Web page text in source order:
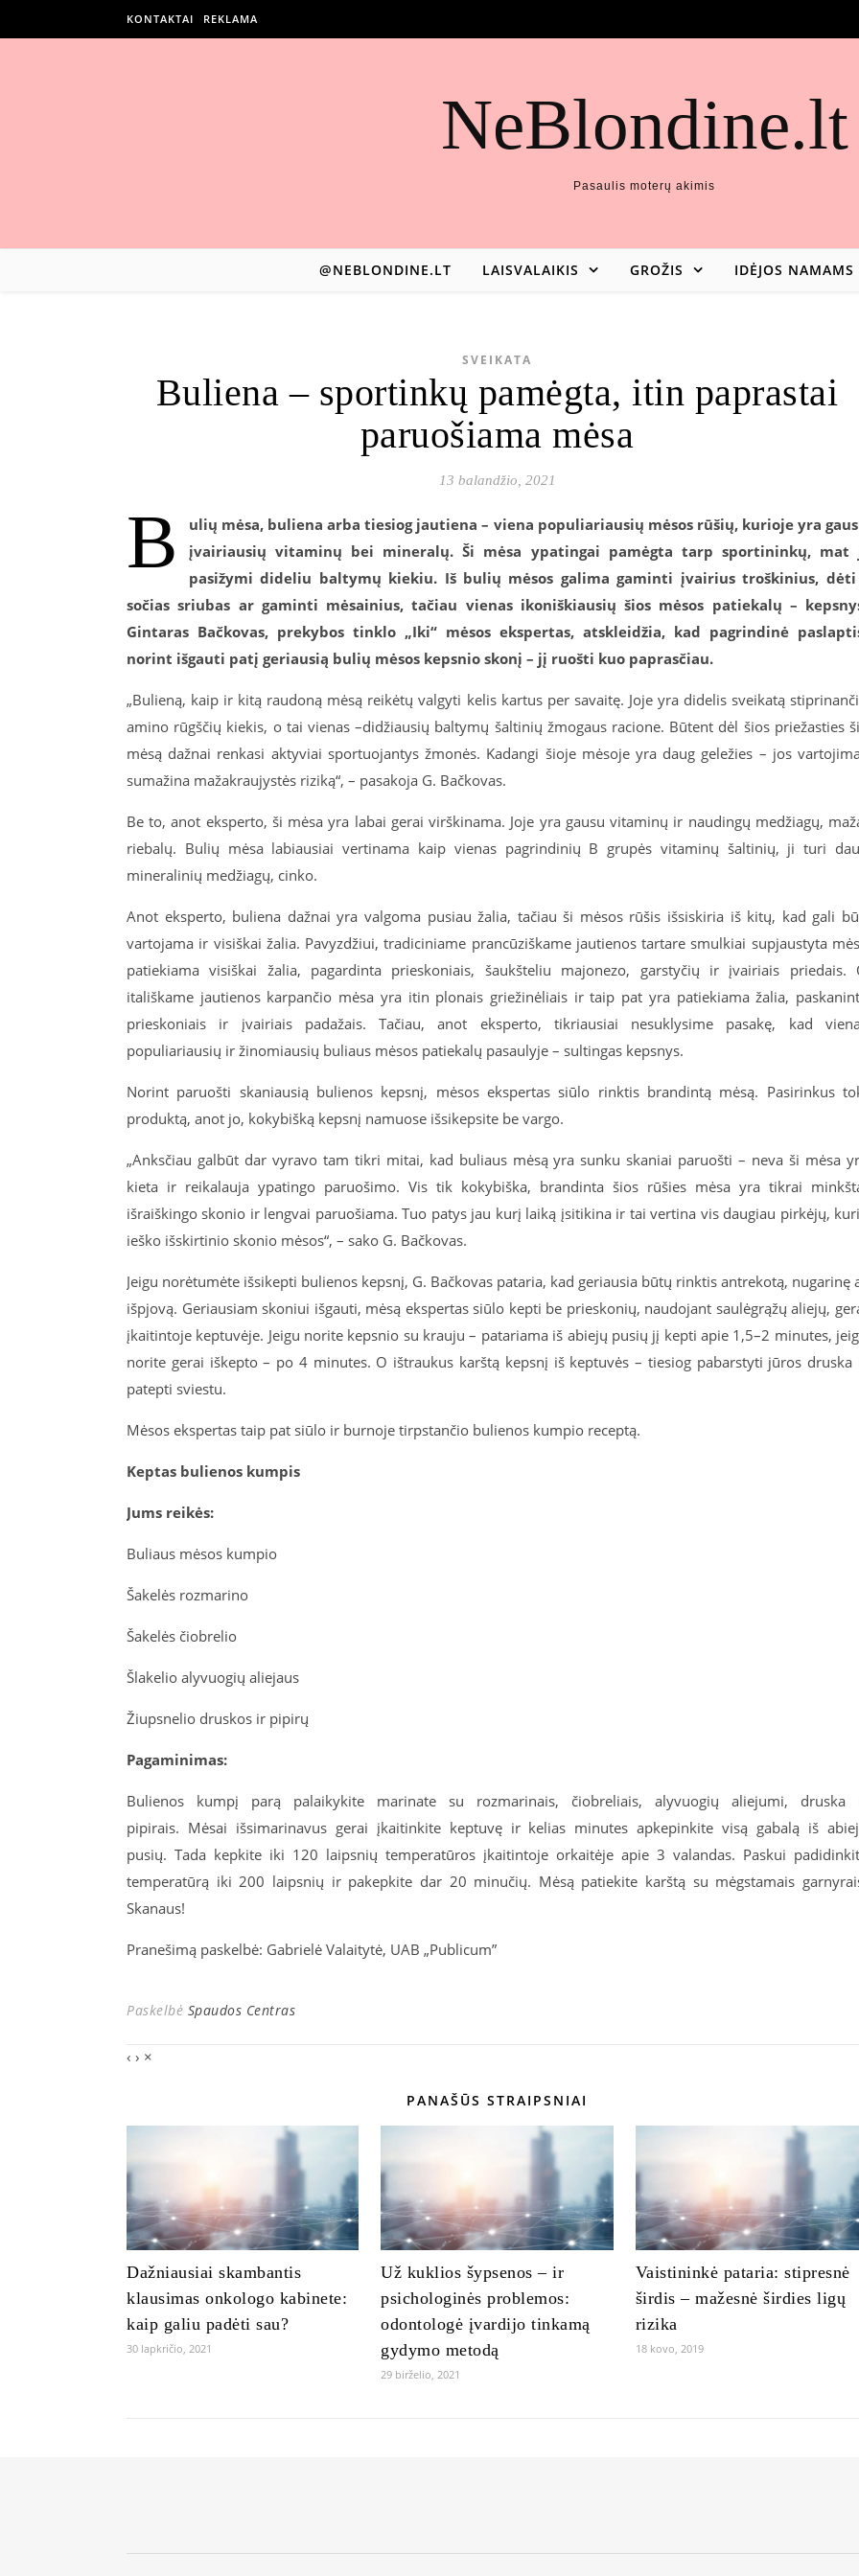
KONTAKTAI REKLAMA
NeBlondine.lt
Pasaulis moterų akimis
@NEBLONDINE.LT LAISVALAIKIS GROŽIS IDĖJOS NAMAMS
SVEIKATA
Buliena – sportinkų pamėgta, itin paprastai
paruošiama mėsa
13 balandžio, 2021
B
ulių mėsa, buliena arba tiesiog jautiena – viena populiariausių mėsos rūšių, kurioje yra
įvairiausių vitaminų bei mineralų. Ši mėsa ypatingai pamėgta tarp sportininkų, mat
pasižymi dideliu baltymų kiekiu. Iš bulių mėsos galima gaminti įvairius troškinius,
sočias sriubas ar gaminti mėsainius, tačiau vienas ikoniškiausių šios mėsos patiekalų –
Gintaras Bačkovas, prekybos tinklo „Iki“ mėsos ekspertas, atskleidžia, kad pagrindinė
norint išgauti patį geriausią bulių mėsos kepsnio skonį – jį ruošti kuo paprasčiau.
„Bulieną, kaip ir kitą raudoną mėsą reikėtų valgyti kelis kartus per savaitę. Joje yra didelis sveikatą
amino rūgščių kiekis, o tai vienas –didžiausių baltymų šaltinių žmogaus racione. Būtent dėl šios priežasties
mėsą dažnai renkasi aktyviai sportuojantys žmonės. Kadangi šioje mėsoje yra daug geležies – jos
sumažina mažakraujystės riziką“, – pasakoja G. Bačkovas.
Be to, anot eksperto, ši mėsa yra labai gerai virškinama. Joje yra gausu vitaminų ir naudingų medžiagų,
riebalų. Bulių mėsa labiausiai vertinama kaip vienas pagrindinių B grupės vitaminų šaltinių, ji turi
mineralinių medžiagų, cinko.
Anot eksperto, buliena dažnai yra valgoma pusiau žalia, tačiau ši mėsos rūšis išsiskiria iš kitų, kad gali
vartojama ir visiškai žalia. Pavyzdžiui, tradiciniame prancūziškame jautienos tartare smulkiai supjaustyta
patiekiama visiškai žalia, pagardinta prieskoniais, šaukšteliu majonezo, garstyčių ir įvairiais priedais.
itališkame jautienos karpančio mėsa yra itin plonais griežinėliais ir taip pat yra patiekiama žalia,
prieskoniais ir įvairiais padažais. Tačiau, anot eksperto, tikriausiai nesuklysime pasakę, kad
populiariausių ir žinomiausių buliaus mėsos patiekalų pasaulyje – sultingas kepsnys.
Norint paruošti skaniausią bulienos kepsnį, mėsos ekspertas siūlo rinktis brandintą mėsą. Pasirinkus
produktą, anot jo, kokybišką kepsnį namuose išsikepsite be vargo.
„Anksčiau galbūt dar vyravo tam tikri mitai, kad buliaus mėsą yra sunku skaniai paruošti – neva ši mėsa
kieta ir reikalauja ypatingo paruošimo. Vis tik kokybiška, brandinta šios rūšies mėsa yra tikrai
išraiškingo skonio ir lengvai paruošiama. Tuo patys jau kurį laiką įsitikina ir tai vertina vis daugiau pirkėjų,
ieško išskirtinio skonio mėsos“, – sako G. Bačkovas.
Jeigu norėtumėte išsikepti bulienos kepsnį, G. Bačkovas pataria, kad geriausia būtų rinktis antrekotą, nugarinę
išpjovą. Geriausiam skoniui išgauti, mėsą ekspertas siūlo kepti be prieskonių, naudojant saulėgrąžų aliejų,
įkaitintoje keptuvėje. Jeigu norite kepsnio su krauju – patariama iš abiejų pusių jį kepti apie 1,5–2 minutes,
norite gerai iškepto – po 4 minutes. O ištraukus karštą kepsnį iš keptuvės – tiesiog pabarstyti jūros druska
patepti sviestu.
Mėsos ekspertas taip pat siūlo ir burnoje tirpstančio bulienos kumpio receptą.
Keptas bulienos kumpis
Jums reikės:
Buliaus mėsos kumpio
Šakelės rozmarino
Šakelės čiobrelio
Šlakelio alyvuogių aliejaus
Žiupsnelio druskos ir pipirų
Pagaminimas:
Bulienos kumpį parą palaikykite marinate su rozmarinais, čiobreliais, alyvuogių aliejumi, druska
pipirais. Mėsai išsimarinavus gerai įkaitinkite keptuvę ir kelias minutes apkepinkite visą gabalą iš
pusių. Tada kepkite iki 120 laipsnių temperatūros įkaitintoje orkaitėje apie 3 valandas. Paskui
temperatūrą iki 200 laipsnių ir pakepkite dar 20 minučių. Mėsą patiekite karštą su mėgstamais
Skanaus!
Pranešimą paskelbė: Gabrielė Valaitytė, UAB „Publicum”
Paskelbė Spaudos Centras
‹ › ×
PANAŠŪS STRAIPSNIAI
Dažniausiai skambantis
klausimas onkologo kabinete:
kaip galiu padėti sau?
30 lapkričio, 2021
Už kuklios šypsenos – ir
psichologinės problemos:
odontologė įvardijo tinkamą
gydymo metodą
29 birželio, 2021
Vaistininkė pataria: stipresnė
širdis – mažesnė širdies ligų
rizika
18 kovo, 2019